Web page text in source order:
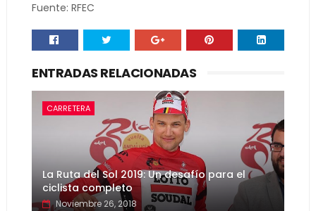
Fuente: RFEC
ENTRADAS RELACIONADAS
CARRETERA
La Ruta del Sol 2019: Un desafío para el
ciclista completo
Noviembre 26, 2018